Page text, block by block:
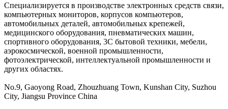
Специализируется в производстве электронных средств связи,
компьютерных мониторов, корпусов компьютеров,
автомобильных деталей, автомобильных крепежей,
медицинского оборудования, пневматических машин,
спортивного оборудования, 3C бытовой техники, мебели,
аэрокосмической, военной промышленности,
фотоэлектрической, интеллектуальной промышленности и
других областях.
No.9, Gaoyong Road, Zhouzhuang Town, Kunshan City, Suzhou
City, Jiangsu Province China